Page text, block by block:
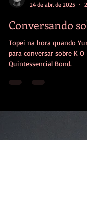
Dagomir Marquezi
24 de abr. de 2025
Conversando
Topei na hora quando
para conversar sobre K O